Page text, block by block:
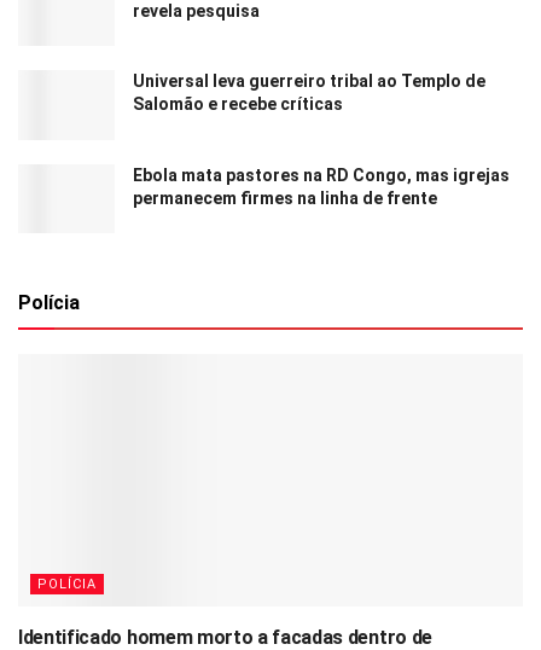
revela pesquisa
Universal leva guerreiro tribal ao Templo de
Salomão e recebe críticas
Ebola mata pastores na RD Congo, mas igrejas
permanecem firmes na linha de frente
Polícia
POLÍCIA
Identificado homem morto a facadas dentro de